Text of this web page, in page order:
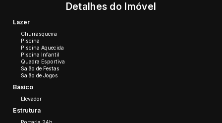
Detalhes do Imóvel
Lazer
Churrasqueira
Piscina
Piscina Aquecida
Piscina Infantil
Quadra Esportiva
Salão de Festas
Salão de Jogos
Básico
Elevador
Estrutura